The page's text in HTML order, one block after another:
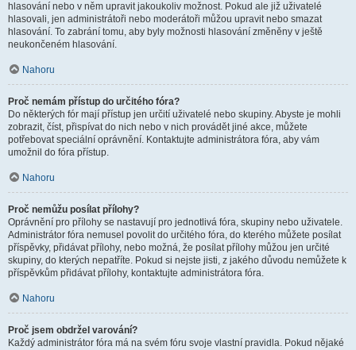
hlasování nebo v něm upravit jakoukoliv možnost. Pokud ale již uživatelé
hlasovali, jen administrátoři nebo moderátoři můžou upravit nebo smazat
hlasování. To zabrání tomu, aby byly možnosti hlasování změněny v ještě
neukončeném hlasování.
Nahoru
Proč nemám přístup do určitého fóra?
Do některých fór mají přístup jen určití uživatelé nebo skupiny. Abyste je mohli
zobrazit, číst, přispívat do nich nebo v nich provádět jiné akce, můžete
potřebovat speciální oprávnění. Kontaktujte administrátora fóra, aby vám
umožnil do fóra přístup.
Nahoru
Proč nemůžu posílat přílohy?
Oprávnění pro přílohy se nastavují pro jednotlivá fóra, skupiny nebo uživatele.
Administrátor fóra nemusel povolit do určitého fóra, do kterého můžete posílat
příspěvky, přidávat přílohy, nebo možná, že posílat přílohy můžou jen určité
skupiny, do kterých nepatříte. Pokud si nejste jisti, z jakého důvodu nemůžete k
příspěvkům přidávat přílohy, kontaktujte administrátora fóra.
Nahoru
Proč jsem obdržel varování?
Každý administrátor fóra má na svém fóru svoje vlastní pravidla. Pokud nějaké